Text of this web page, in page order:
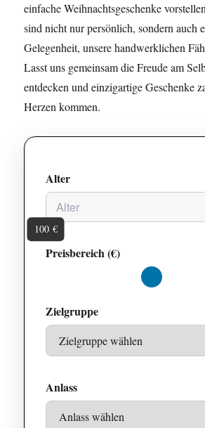
einfache Weihnachtsgeschenke
sind nicht nur persönlich, sondern auch
Gelegenheit, unsere handwerklichen
Lasst uns gemeinsam die Freude am
entdecken und einzigartige Geschenke
Herzen kommen.
Alter
Preisbereich (€)
100 €
Zielgruppe
Anlass